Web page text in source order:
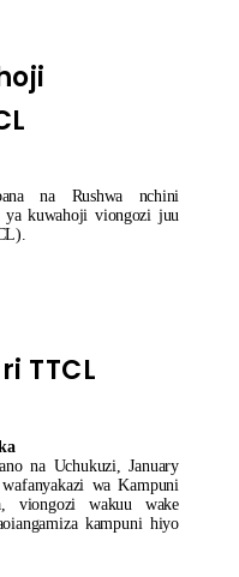
na Rushwa nchini
kuwahoji viongozi juu
TTCL
na Uchukuzi, January
wa Kampuni
viongozi wakuu wake
kampuni hiyo